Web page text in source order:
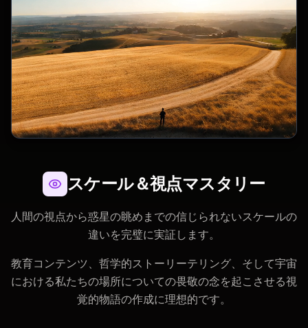
スケール＆視点マスタリー
人間の視点から惑星の眺めまでの信じられないスケールの
違いを完璧に実証します。
教育コンテンツ、哲学的ストーリーテリング、そして宇宙
における私たちの場所についての畏敬の念を起こさせる視
覚的物語の作成に理想的です。